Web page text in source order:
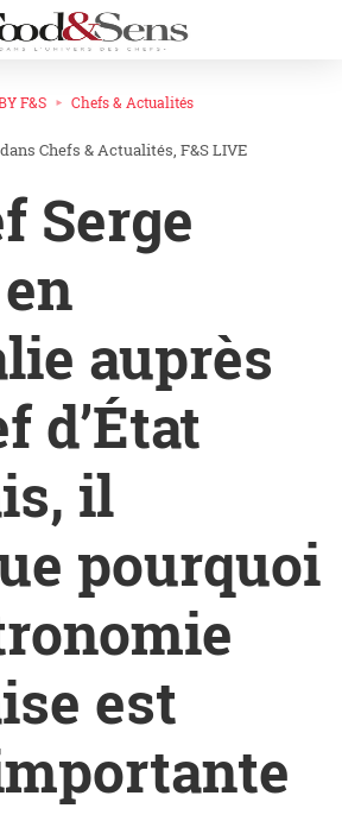
F&S Chefs & Actualités
dans Chefs & Actualités F&S LIVE
Serge
auprès
d’État
il
pourquoi
est